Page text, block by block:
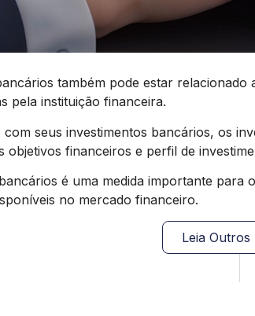
também pode estar
pela instituição financeira.
seus investimentos bancários, os
objetivos financeiros e perfil de
é uma medida importante para
no mercado financeiro.
Leia Outros